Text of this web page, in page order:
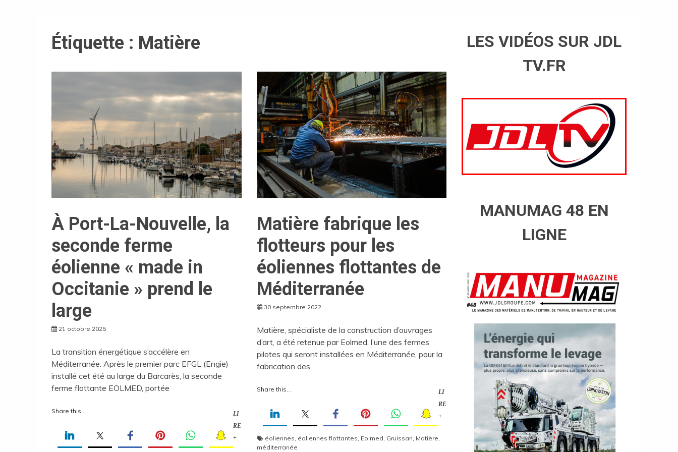
Étiquette : Matière
À Port-La-Nouvelle, la
seconde ferme
éolienne « made in
Occitanie » prend le
large
21 octobre 2025
La transition énergétique s’accélère en
Méditerranée. Après le premier parc EFGL (Engie)
installé cet été au large du Barcarès, la seconde
ferme flottante EOLMED, portée
Share this...
LI
RE
+
Matière fabrique les
flotteurs pour les
éoliennes flottantes de
Méditerranée
30 septembre 2022
Matière, spécialiste de la construction d’ouvrages
d’art, a été retenue par Eolmed, l’une des fermes
pilotes qui seront installées en Méditerranée, pour la
fabrication des
Share this...
LI
RE
+
éoliennes, éoliennes flottantes, Eolmed, Gruissan, Matière,
méditerranée
LES VIDÉOS SUR JDL
TV.FR
MANUMAG 48 EN
LIGNE